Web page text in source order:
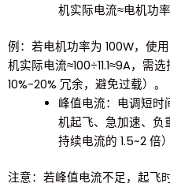
机实际电流≈电机功
例：若电机功率为 100W，使
机实际电流≈100÷11.1≈9A，需
10%-20% 冗余，避免过载）。
峰值电流：电调短时
机起飞、急加速、负
持续电流的 1.5~2 倍）
注意：若峰值电流不足，起飞